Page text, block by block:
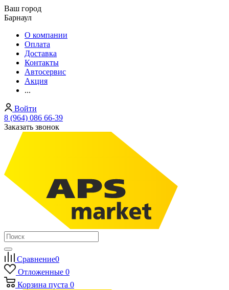
Ваш город
Барнаул
О компании
Оплата
Доставка
Контакты
Автосервис
Акция
...
Войти
8 (964) 086 66-39
Заказать звонок
Сравнение0
Отложенные 0
Корзина пуста 0